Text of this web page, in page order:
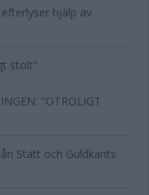
hjälp av
stolt"
"OTROLIGT
Statt och Guldkants